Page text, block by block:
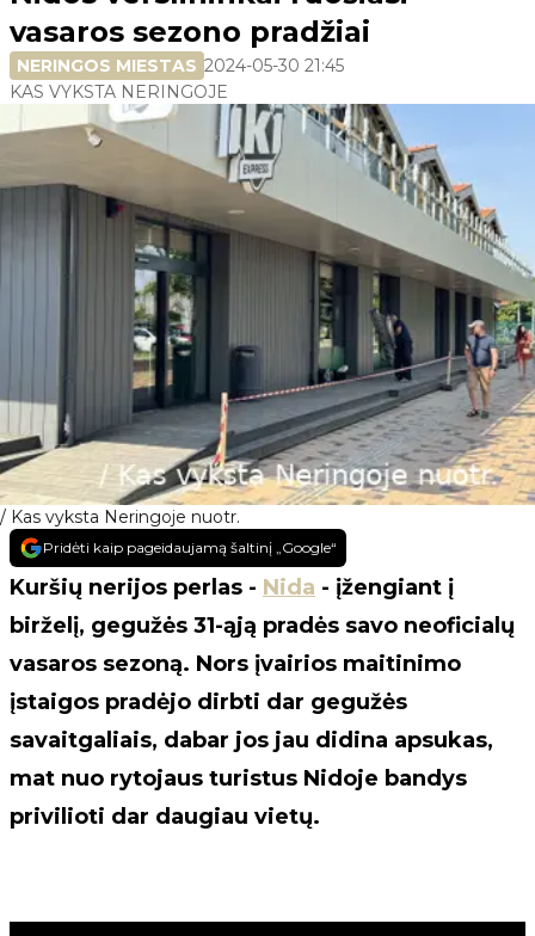
/ Kas vyksta Neringoje nuotr.
vasaros sezono pradžiai
NERINGOS MIESTAS 2024-05-30 21:45
KAS VYKSTA NERINGOJE
Pridėti kaip pageidaujamą šaltinį „Google“
Kuršių nerijos perlas - Nida - įžengiant į
birželį, gegužės 31-ąją pradės savo neoficialų
vasaros sezoną. Nors įvairios maitinimo
įstaigos pradėjo dirbti dar gegužės
savaitgaliais, dabar jos jau didina apsukas,
mat nuo rytojaus turistus Nidoje bandys
privilioti dar daugiau vietų.